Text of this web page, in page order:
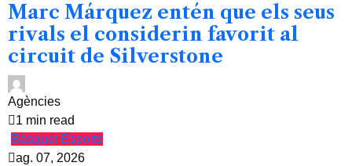
Marc Márquez entén que els seus
rivals el considerin favorit al
circuit de Silverstone
Agències
1 min read
Bàsquet Esports
ag. 07, 2026